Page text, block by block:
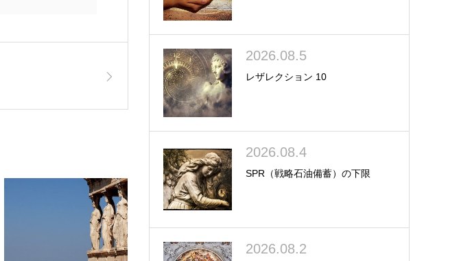
2026.08.5
レザレクション 10
2026.08.4
SPR（戦略石油備蓄）の下限
2026.08.2